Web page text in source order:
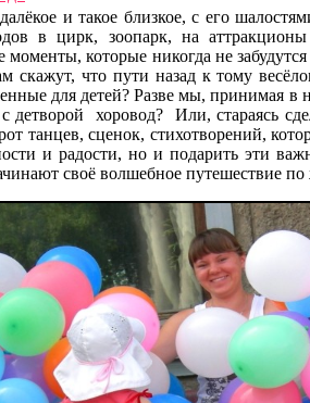
и такое близкое, с его
в цирк, зоопарк, на
которые никогда не
скажут, что пути назад к тому
для детей? Разве мы, принимая в
детворой хоровод? Или, стараясь
танцев, сценок, стихотворений,
и радости, но и подарить эти
своё волшебное путешествие